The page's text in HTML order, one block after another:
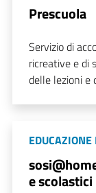
Prescuola
Servizio di
ricreative e di
delle lezioni
e scolastici